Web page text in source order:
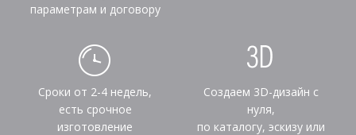
параметрам и договору
Сроки от 2-4 недель,
есть срочное
изготовление
Создаем 3D-дизайн с
нуля,
по каталогу, эскизу или